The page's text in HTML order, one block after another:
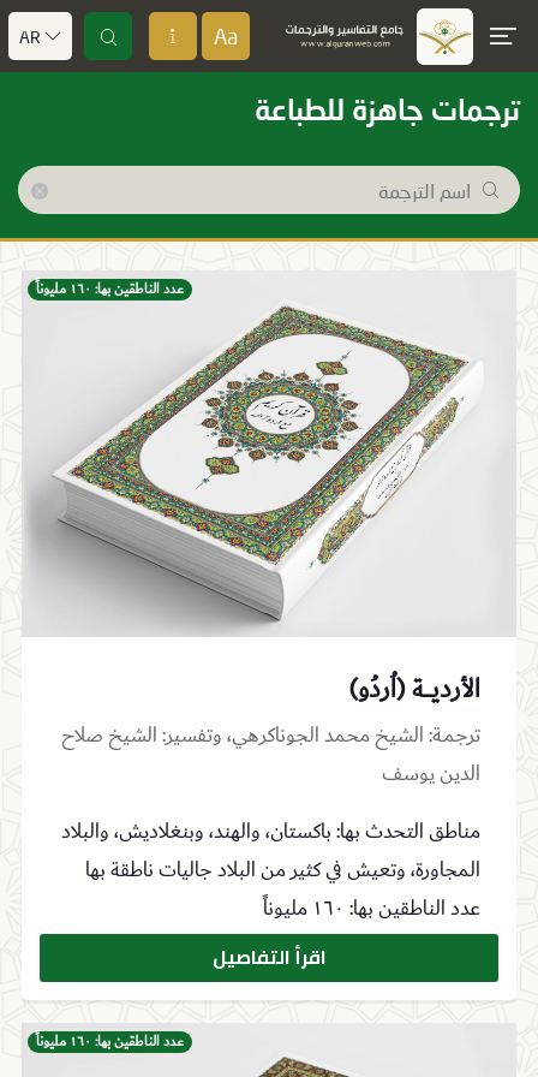
Aa
AR
ترجمات جاهزة للطباعة
عدد الناطقين بها: ١٦٠ مليوناً
الأرديـــة (اُردُو)
ترجمـة: الشيخ محمد الجوناكرهي، وتفسير: الشيخ صلاح
الدين يوسف
مناطق التحدث بها: باكستان، والهند، وبنغلاديش، والبلاد
المجاورة، وتعيش في كثير من البلاد جاليات ناطقة بها
عدد الناطقين بها: ١٦٠ مليوناً
اقرأ التفاصيل
عدد الناطقين بها: ١٦٠ مليوناً